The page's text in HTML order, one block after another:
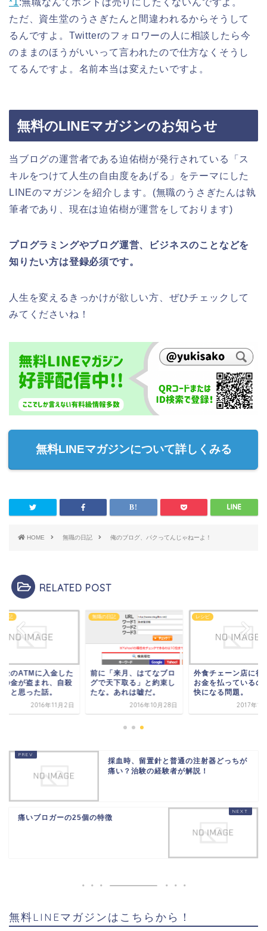
*1:無職なんてホントは売りにしたくないんですよ。
ただ、資生堂のうさぎたんと間違われるからそうして
るんですよ。Twitterのフォロワーの人に相談したら今
のままのほうがいいって言われたので仕方なくそうし
てるんですよ。名前本当は変えたいですよ。
無料のLINEマガジンのお知らせ
当ブログの運営者である迫佑樹が発行されている「ス
キルをつけて人生の自由度をあげる」をテーマにした
LINEのマガジンを紹介します。(無職のうさぎたんは執
筆者であり、現在は迫佑樹が運営をしております)
プログラミングやブログ運営、ビジネスのことなどを
知りたい方は登録必須です。
人生を変えるきっかけが欲しい方、ぜひチェックして
みてくださいね！
無料LINEマガジンについて詳しくみる
HOME 無職の日記 俺のブログ、パクってんじゃねーよ！
RELATED POST
日記
金のATMに入金した
の金が盗まれ、自殺
うと思った話。
2016年11月2日
無職の日記
前に「来月、はてなブロ
グで天下取る」と約束し
たな。あれは嘘だ。
2016年10月28日
レシピ
外食チェーン店に行
お金を払っているの
快になる問題。
2017年1
採血時、留置針と普通の注射器どっちが
痛い？治験の経験者が解説！
痛いブロガーの25個の特徴
無料LINEマガジンはこちらから！